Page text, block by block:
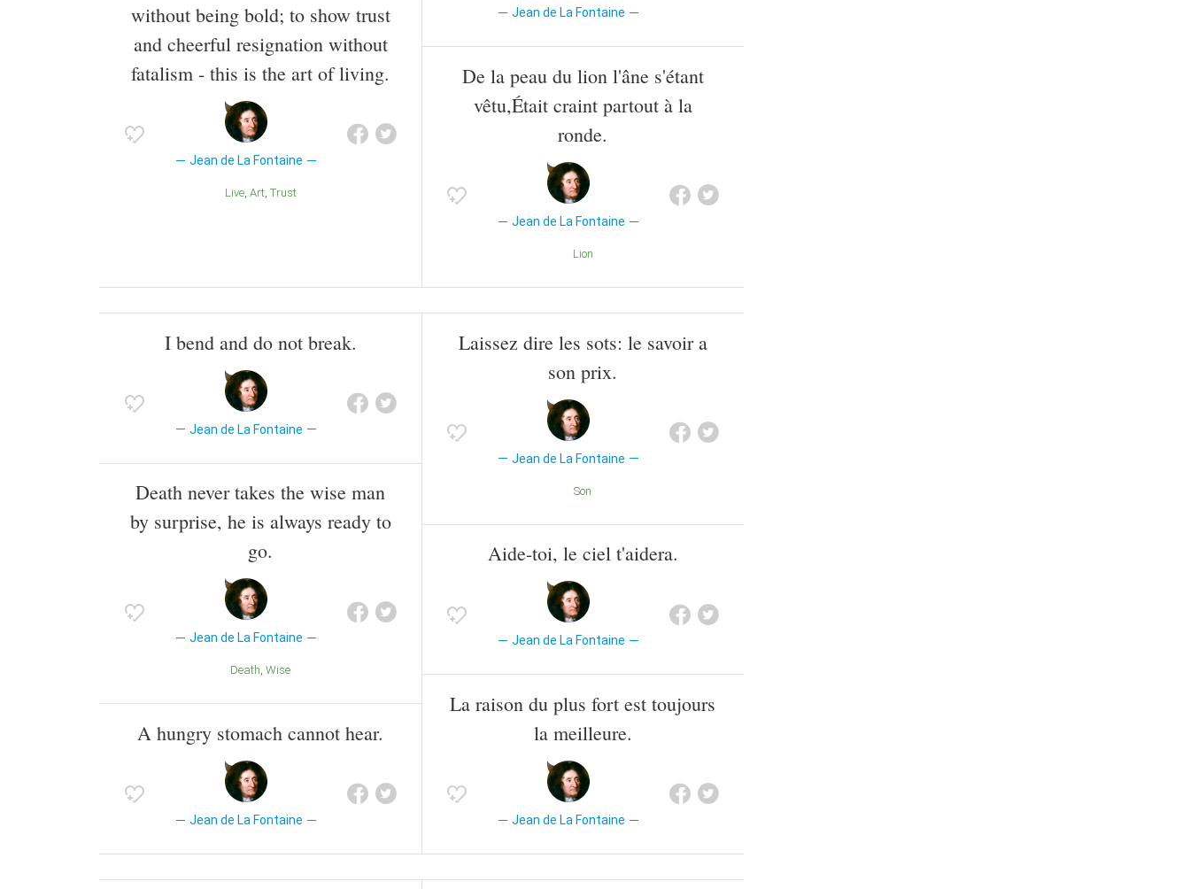
without being bold; to show trust
and cheerful resignation without
fatalism - this is the art of living.
Jean de La Fontaine
Live Art Trust
Jean de La Fontaine
De la peau du lion l'âne s'étant
vêtu,Était craint partout à la
ronde.
Jean de La Fontaine
Lion
I bend and do not break.
Jean de La Fontaine
Death never takes the wise man
by surprise, he is always ready to
go.
Jean de La Fontaine
Death Wise
A hungry stomach cannot hear.
Jean de La Fontaine
Laissez dire les sots: le savoir a
son prix.
Jean de La Fontaine
Son
Aide-toi, le ciel t'aidera.
Jean de La Fontaine
La raison du plus fort est toujours
la meilleure.
Jean de La Fontaine